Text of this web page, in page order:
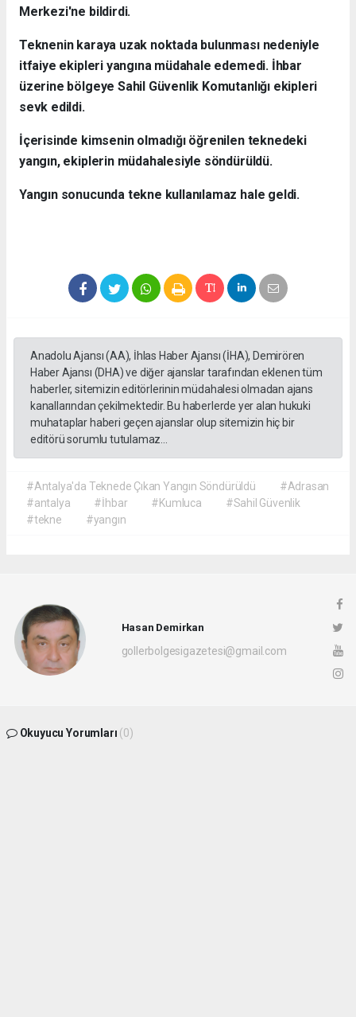
Merkezi'ne bildirdi.
Teknenin karaya uzak noktada bulunması nedeniyle
itfaiye ekipleri yangına müdahale edemedi. İhbar
üzerine bölgeye Sahil Güvenlik Komutanlığı ekipleri
sevk edildi.
İçerisinde kimsenin olmadığı öğrenilen teknedeki
yangın, ekiplerin müdahalesiyle söndürüldü.
Yangın sonucunda tekne kullanılamaz hale geldi.
Anadolu Ajansı (AA), İhlas Haber Ajansı (İHA), Demirören
Haber Ajansı (DHA) ve diğer ajanslar tarafından eklenen tüm
haberler, sitemizin editörlerinin müdahalesi olmadan ajans
kanallarından çekilmektedir. Bu haberlerde yer alan hukuki
muhataplar haberi geçen ajanslar olup sitemizin hiç bir
editörü sorumlu tutulamaz...
#Antalya'da Teknede Çıkan Yangın Söndürüldü
#Adrasan
#antalya
#İhbar #Kumluca
#Sahil Güvenlik
#tekne
#yangın
Hasan Demirkan
gollerbolgesigazetesi@gmail.com
Okuyucu Yorumları (0)